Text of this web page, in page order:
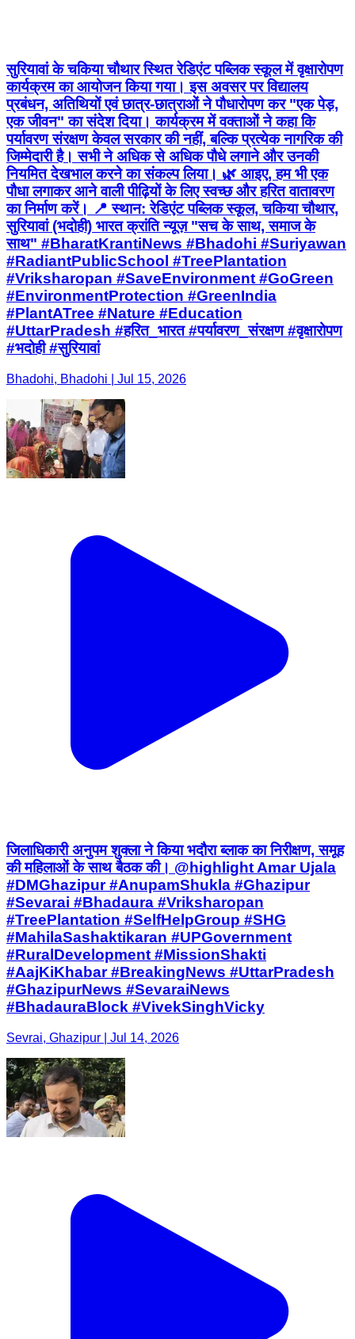
सुरियावां के चकिया चौथार स्थित रेडिएंट पब्लिक स्कूल में वृक्षारोपण
कार्यक्रम का आयोजन किया गया। इस अवसर पर विद्यालय
प्रबंधन, अतिथियों एवं छात्र-छात्राओं ने पौधारोपण कर "एक पेड़,
एक जीवन" का संदेश दिया। कार्यक्रम में वक्ताओं ने कहा कि
पर्यावरण संरक्षण केवल सरकार की नहीं, बल्कि प्रत्येक नागरिक की
जिम्मेदारी है। सभी ने अधिक से अधिक पौधे लगाने और उनकी
नियमित देखभाल करने का संकल्प लिया। 🌿 आइए, हम भी एक
पौधा लगाकर आने वाली पीढ़ियों के लिए स्वच्छ और हरित वातावरण
का निर्माण करें। 📍 स्थान: रेडिएंट पब्लिक स्कूल, चकिया चौथार,
सुरियावां (भदोही) भारत क्रांति न्यूज़ "सच के साथ, समाज के
साथ" #BharatKrantiNews #Bhadohi #Suriyawan
#RadiantPublicSchool #TreePlantation
#Vriksharopan #SaveEnvironment #GoGreen
#EnvironmentProtection #GreenIndia
#PlantATree #Nature #Education
#UttarPradesh #हरित_भारत #पर्यावरण_संरक्षण #वृक्षारोपण
#भदोही #सुरियावां
Bhadohi, Bhadohi | Jul 15, 2026
जिलाधिकारी अनुपम शुक्ला ने किया भदौरा ब्लाक का निरीक्षण, समूह
की महिलाओं के साथ बैठक की। @highlight Amar Ujala
#DMGhazipur #AnupamShukla #Ghazipur
#Sevarai #Bhadaura #Vriksharopan
#TreePlantation #SelfHelpGroup #SHG
#MahilaSashaktikaran #UPGovernment
#RuralDevelopment #MissionShakti
#AajKiKhabar #BreakingNews #UttarPradesh
#GhazipurNews #SevaraiNews
#BhadauraBlock #VivekSinghVicky
Sevrai, Ghazipur | Jul 14, 2026